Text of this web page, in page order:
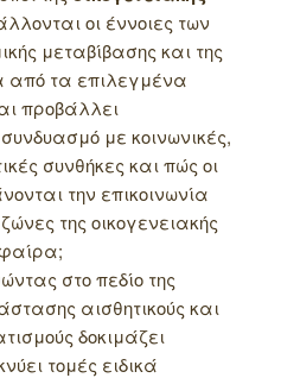
οι έννοιες των
μεταβίβασης και της
από τα επιλεγμένα
προβάλλει
με κοινωνικές,
συνθήκες και πώς οι
την επικοινωνία
της οικογενειακής
στο πεδίο της
αισθητικούς και
δοκιμάζει
τομές ειδικά